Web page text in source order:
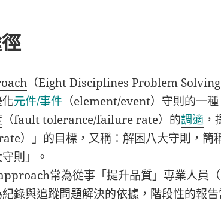
（Eight Disciplines Problem
元件/事件 （element/event）守則的一
（fault tolerance/failure rate）的調適
）」的目標，又稱：解困八大守則，簡
則」。
常為從事「提升品質」專業人員
錄與追蹤問題解決的依據，階段性的報